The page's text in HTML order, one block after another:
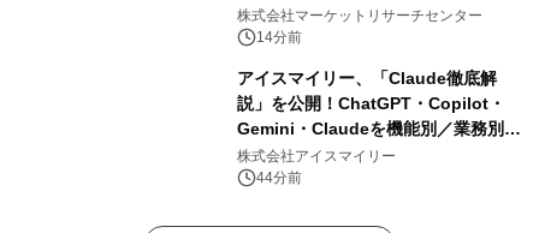
発表
株式会社マーケットリサーチセンター
14分前
アイスマイリー、「Claude徹底解
説」を公開！ChatGPT・Copilot・
Gemini・Claudeを機能別／業務別に
比較―自社に合う生成AIの選び方がわ
かる実践ガイド
株式会社アイスマイリー
44分前